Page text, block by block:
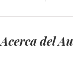
Acerca del